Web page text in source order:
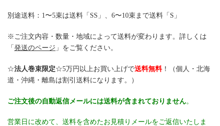
別途送料：1〜5束は送料「SS」、6〜10束まで送料「S」
※ご注文内容・数量・地域によって送料が変わります。詳しくは
「 発送のページ 」をご覧ください。
☆法人巻束限定☆5万円以上お買い上げで送料無料！（個人・北海
道・沖縄・離島は割引送料になります。）
ご注文後の自動返信メールには送料が含まれておりません。
営業日に改めて、送料を含めたお見積りメールをご返信いたしま